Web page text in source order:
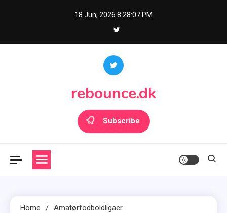
18 Jun, 2026 8:28:09 PM
rebounce.dk
Subscribe
Home Amatørfodboldligaer